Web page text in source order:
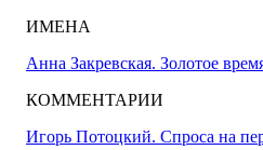
ИМЕНА
Анна Закревская. Золотое
КОММЕНТАРИИ
Игорь Потоцкий. Спроса на